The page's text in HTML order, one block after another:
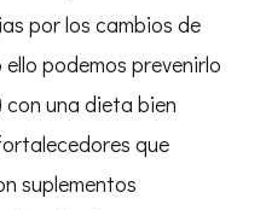
por los cambios de
podemos prevenirlo
con una dieta bien
que
suplementos